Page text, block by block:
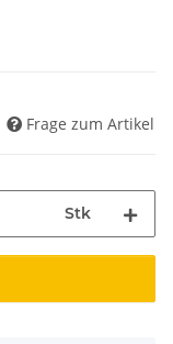
Frage zum Artikel
Stk